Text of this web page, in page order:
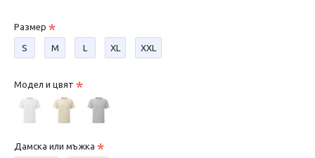
Размер
S М L XL XXL
Модел и цвят
Дамска или мъжка